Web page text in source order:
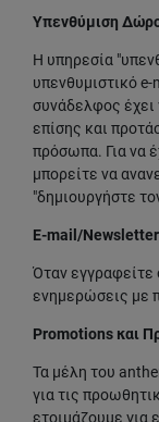
Υπενθύμιση
Η υπηρεσία
υπενθυμιστικό
συνάδελφος έχει
επίσης και
πρόσωπα. Για να
μπορείτε να
"δημιουργήστε
E-mail/Newsletter
Όταν εγγραφείτε
ενημερώσεις με
Promotions και
Τα μέλη του
για τις
ετοιμάζουμε για